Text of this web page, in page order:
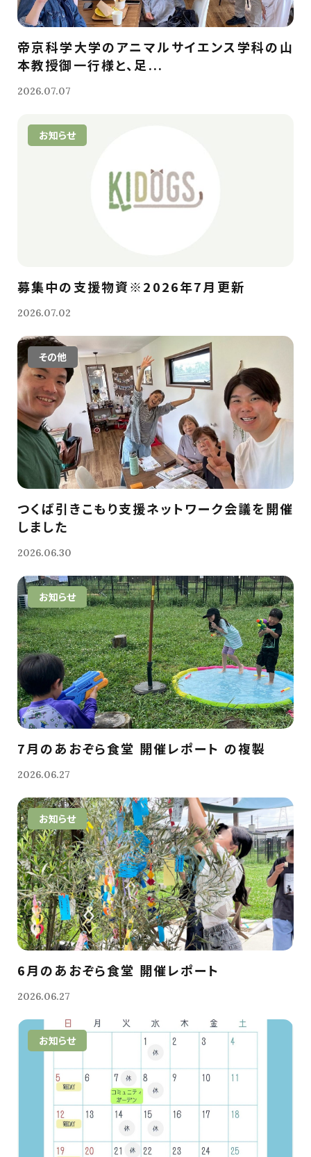
帝京科学大学のアニマルサイエンス学科の山
本教授御一行様と、足...
2026.07.07
お知らせ
募集中の支援物資※2026年7月更新
2026.07.02
その他
つくば引きこもり支援ネットワーク会議を開催
しました
2026.06.30
お知らせ
7月のあおぞら食堂 開催レポート の複製
2026.06.27
お知らせ
6月のあおぞら食堂 開催レポート
2026.06.27
お知らせ